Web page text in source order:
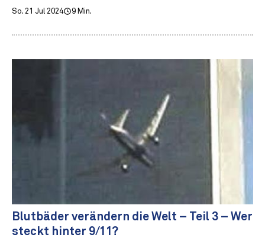
So. 21 Jul 2024 9 Min.
Blutbäder verändern die Welt – Teil 3 – Wer
steckt hinter 9/11?